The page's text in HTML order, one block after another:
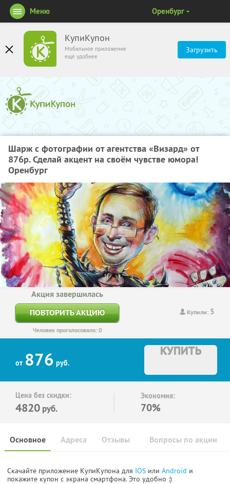
КупиКупон
Мобильное приложение
ещё удобнее
Загрузить
Меню Оренбург
Шарж с фотографии от агентства «Визард» от
876р. Сделай акцент на своём чувстве юмора!
Оренбург
Купили: 5
Акция завершилась
ПОВТОРИТЬ АКЦИЮ
Человек проголосовало: 0
от 876 руб.
КУПИТЬ
Цена без скидки:
4820 руб.
Экономия:
70%
Основное Отзывы Вопросы по акции
Адреса
Скачайте приложение КупиКупона для IOS или Android и
покажите купон с экрана смартфона. Это удобно :)